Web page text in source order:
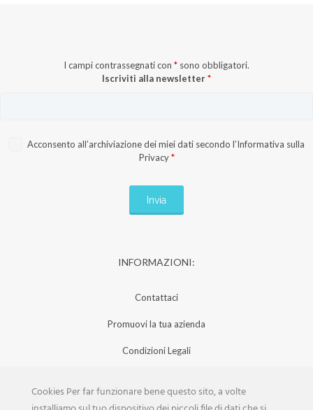
I campi contrassegnati con * sono obbligatori.
Iscriviti alla newsletter*
Acconsento all’archiviazione dei miei dati secondo l’Informativa sulla
Privacy *
INFORMAZIONI:
Contattaci
Promuovi la tua azienda
Condizioni Legali
Iscrizione Aziende
Cookies Per far funzionare bene questo sito, a volte